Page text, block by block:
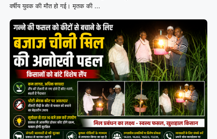
वर्षीय युवक की मौत हो गई। मृतक की ...